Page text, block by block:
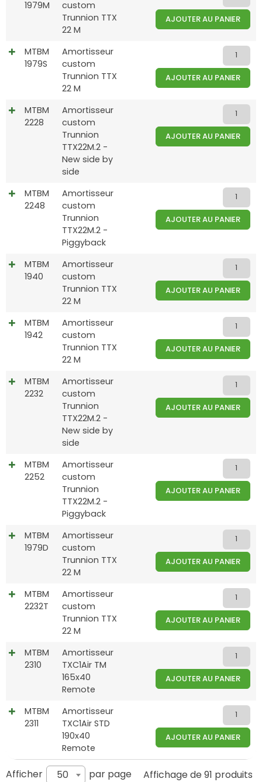
1979M
custom
Trunnion TTX
22 M
AJOUTER AU PANIER
MTBM
1979S
Amortisseur
custom
Trunnion TTX
22 M
AJOUTER AU PANIER
MTBM
2228
Amortisseur
custom
Trunnion
TTX22M.2 -
New side by
side
AJOUTER AU PANIER
MTBM
2248
Amortisseur
custom
Trunnion
TTX22M.2 -
Piggyback
AJOUTER AU PANIER
MTBM
1940
Amortisseur
custom
Trunnion TTX
22 M
AJOUTER AU PANIER
MTBM
1942
Amortisseur
custom
Trunnion TTX
22 M
AJOUTER AU PANIER
MTBM
2232
Amortisseur
custom
Trunnion
TTX22M.2 -
New side by
side
AJOUTER AU PANIER
MTBM
2252
Amortisseur
custom
Trunnion
TTX22M.2 -
Piggyback
AJOUTER AU PANIER
MTBM
1979D
Amortisseur
custom
Trunnion TTX
22 M
AJOUTER AU PANIER
MTBM
2232T
Amortisseur
custom
Trunnion TTX
22 M
AJOUTER AU PANIER
MTBM
2310
Amortisseur
TXC1Air TM
165x40
Remote
AJOUTER AU PANIER
MTBM
2311
Amortisseur
TXC1Air STD
190x40
Remote
AJOUTER AU PANIER
Afficher 50 par page
Affichage de 91 produits